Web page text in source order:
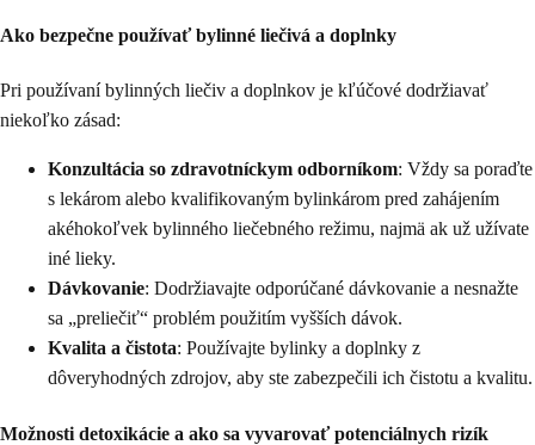
Ako bezpečne používať bylinné liečivá a doplnky
Pri používaní bylinných liečiv a doplnkov je kľúčové dodržiavať
niekoľko zásad:
Konzultácia so zdravotníckym odborníkom: Vždy sa poraďte
s lekárom alebo kvalifikovaným bylinkárom pred zahájením
akéhokoľvek bylinného liečebného režimu, najmä ak už užívate
iné lieky.
Dávkovanie: Dodržiavajte odporúčané dávkovanie a nesnažte
sa „preliečiť“ problém použitím vyšších dávok.
Kvalita a čistota: Používajte bylinky a doplnky z
dôveryhodných zdrojov, aby ste zabezpečili ich čistotu a kvalitu.
Možnosti detoxikácie a ako sa vyvarovať potenciálnych rizík